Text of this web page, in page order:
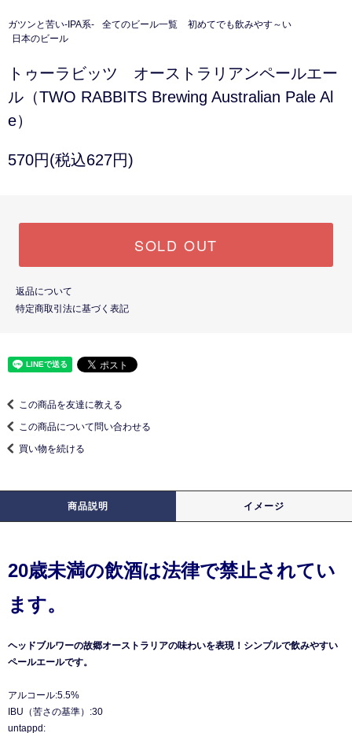
ガツンと苦い-IPA系- 全てのビール一覧
初めてでも飲みやす～い
日本のビール
トゥーラビッツ オーストラリアンペールエー
ル（TWO RABBITS Brewing Australian Pale Al
e）
570円(税込627円)
SOLD OUT
返品について
特定商取引法に基づく表記
この商品を友達に教える
この商品について問い合わせる
買い物を続ける
商品説明 イメージ
20歳未満の飲酒は法律で禁止されてい
ます。
ヘッドブルワーの故郷オーストラリアの味わいを表現！シンプルで飲みやすい
ペールエールです。
アルコール:5.5%
IBU（苦さの基準）:30
untappd: